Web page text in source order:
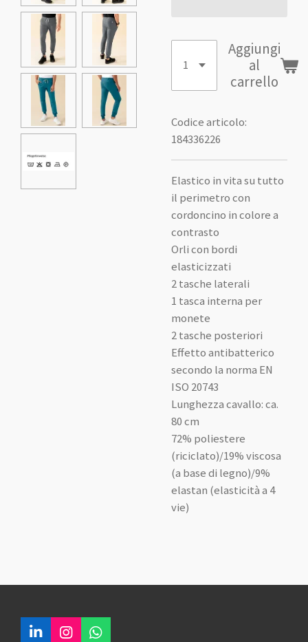
Aggiungi
al
carrello
Codice articolo:
184336226
Elastico in vita su tutto
il perimetro con
cordoncino in colore a
contrasto
Orli con bordi
elasticizzati
2 tasche laterali
1 tasca interna per
monete
2 tasche posteriori
Effetto antibatterico
secondo la norma EN
ISO 20743
Lunghezza cavallo: ca.
80 cm
72% poliestere
(riciclato)/19% viscosa
(a base di legno)/9%
elastan (elasticità a 4
vie)
L I W